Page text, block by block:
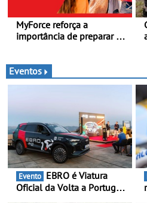
MyForce reforça a
importância de preparar o
viagem de automóvel
Eventos
Evento
Oficial da Volta a Portugal